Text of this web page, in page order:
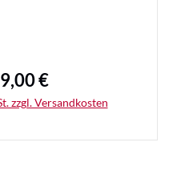
Preis:
€
zzgl. Versandkosten